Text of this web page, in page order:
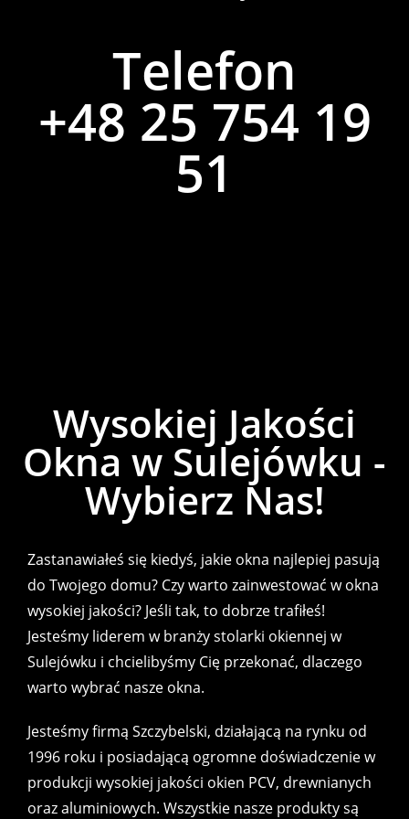
Telefon
+48 25 754 19
51
Wysokiej Jakości
Okna w Sulejówku -
Wybierz Nas!
Zastanawiałeś się kiedyś, jakie okna najlepiej pasują
do Twojego domu? Czy warto zainwestować w okna
wysokiej jakości? Jeśli tak, to dobrze trafiłeś!
Jesteśmy liderem w branży stolarki okiennej w
Sulejówku i chcielibyśmy Cię przekonać, dlaczego
warto wybrać nasze okna.
Jesteśmy firmą Szczybelski, działającą na rynku od
1996 roku i posiadającą ogromne doświadczenie w
produkcji wysokiej jakości okien PCV, drewnianych
oraz aluminiowych. Wszystkie nasze produkty są